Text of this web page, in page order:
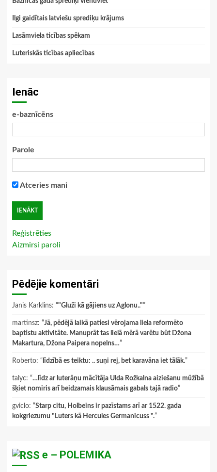
Ilgi gaidītais latviešu sprediķu krājums
Lasāmviela ticības spēkam
Luteriskās ticības apliecības
Ienāc
e-baznīcēns
Parole
Atceries mani
Reģistrēties
Aizmirsi paroli
Pēdējie komentāri
Janis Karklins: “"Gluži kā gājiens uz Aglonu.."”
martinsz: “Jā, pēdējā laikā patiesi vērojama liela reformēto
baptistu aktivitāte. Manuprāt tas lielā mērā varētu būt Džona
Makartura, Džona Paipera nopelns…”
Roberto: “ līdzībā es teiktu: .. suņi rej, bet karavāna iet tālāk.”
talyc: “…līdz ar luterāņu mācītāja Ulda Rožkalna aiziešanu mūžībā
šķiet nomiris arī beidzamais klausāmais gabals tajā radio”
gviclo: “Starp citu, Holbeins ir pazīstams arī ar 1522. gada
kokgriezumu "Luters kā Hercules Germanicuss ".”
e – POLEMIKA